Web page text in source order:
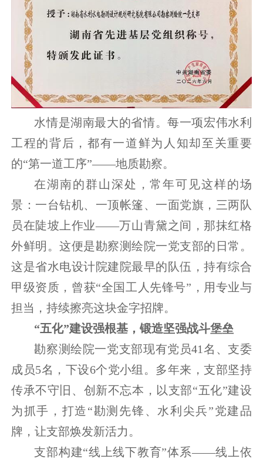
水情是湖南最大的省情。每一项宏伟水利
工程的背后，都有一道鲜为人知却至关重要
的“第一道工序”——地质勘察。
在湖南的群山深处，常年可见这样的场
景：一台钻机、一顶帐篷、一面党旗，三两队
员在陡坡上作业——万山青黛之间，那抹红格
外鲜明。这便是勘察测绘院一党支部的日常。
这是省水电设计院建院最早的队伍，持有综合
甲级资质，曾获“全国工人先锋号”，用专业与
担当，持续擦亮这块金字招牌。
“五化”建设强根基，锻造坚强战斗堡垒
勘察测绘院一党支部现有党员41名、支委
成员5名，下设6个党小组。多年来，支部坚持
传承不守旧、创新不忘本，以支部“五化”建设
为抓手，打造“勘测先锋、水利尖兵”党建品
牌，让支部焕发新活力。
支部构建“线上线下教育”体系——线上依